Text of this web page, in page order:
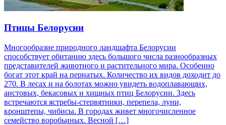
Птицы Белорусии
Многообразие природного ландшафта Белорусии
способствует обитанию здесь большого числа разнообразных
представителей животного и растительного мира. Особенно
богат этот край на пернатых. Количество их видов доходит до
270. В лесах и на болотах можно увидеть водоплавающих,
аистовых, бекасовых и хищных птиц Белорусии. Здесь
встречаются ястребы-стервятники, перепела, луни,
кронштепы, чибисы. В городах живет многочисленное
семейство воробьиных. Весной […]